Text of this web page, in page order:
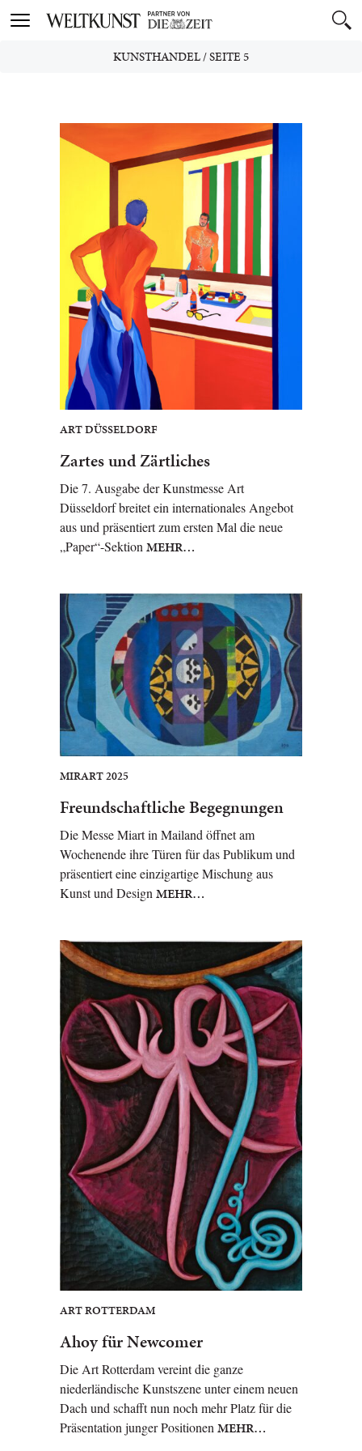
Toggle
KUNSTHANDEL/SEITE 5
ART DÜSSELDORF
Zartes und Zärtliches
Die 7. Ausgabe der Kunstmesse Art
Düsseldorf breitet ein internationales Angebot
aus und präsentiert zum ersten Mal die neue
„Paper“-Sektion MEHR…
MIRART 2025
Freundschaftliche Begegnungen
Die Messe Miart in Mailand öffnet am
Wochenende ihre Türen für das Publikum und
präsentiert eine einzigartige Mischung aus
Kunst und Design MEHR…
ART ROTTERDAM
Ahoy für Newcomer
Die Art Rotterdam vereint die ganze
niederländische Kunstszene unter einem neuen
Dach und schafft nun noch mehr Platz für die
Präsentation junger Positionen MEHR…